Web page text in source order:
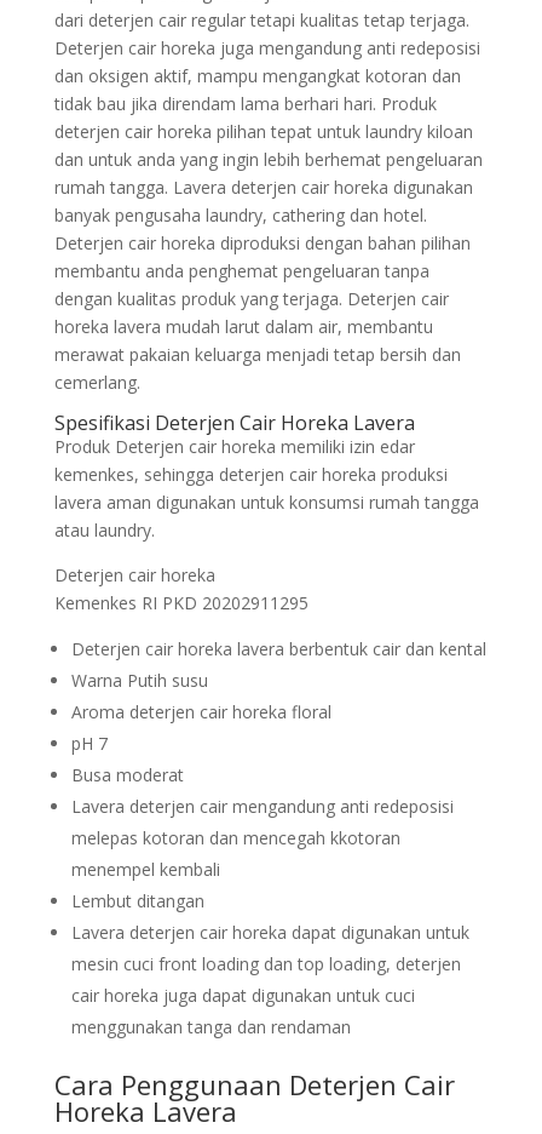
dari deterjen cair regular tetapi kualitas tetap terjaga.
Deterjen cair horeka juga mengandung anti redeposisi
dan oksigen aktif, mampu mengangkat kotoran dan
tidak bau jika direndam lama berhari hari. Produk
deterjen cair horeka pilihan tepat untuk laundry kiloan
dan untuk anda yang ingin lebih berhemat pengeluaran
rumah tangga. Lavera deterjen cair horeka digunakan
banyak pengusaha laundry, cathering dan hotel.
Deterjen cair horeka diproduksi dengan bahan pilihan
membantu anda penghemat pengeluaran tanpa
dengan kualitas produk yang terjaga. Deterjen cair
horeka lavera mudah larut dalam air, membantu
merawat pakaian keluarga menjadi tetap bersih dan
cemerlang.
Spesifikasi Deterjen Cair Horeka Lavera
Produk Deterjen cair horeka memiliki izin edar
kemenkes, sehingga deterjen cair horeka produksi
lavera aman digunakan untuk konsumsi rumah tangga
atau laundry.
Deterjen cair horeka
Kemenkes RI PKD 20202911295
Deterjen cair horeka lavera berbentuk cair dan kental
Warna Putih susu
Aroma deterjen cair horeka floral
pH 7
Busa moderat
Lavera deterjen cair mengandung anti redeposisi
melepas kotoran dan mencegah kkotoran
menempel kembali
Lembut ditangan
Lavera deterjen cair horeka dapat digunakan untuk
mesin cuci front loading dan top loading, deterjen
cair horeka juga dapat digunakan untuk cuci
menggunakan tanga dan rendaman
Cara Penggunaan Deterjen Cair
Horeka Lavera